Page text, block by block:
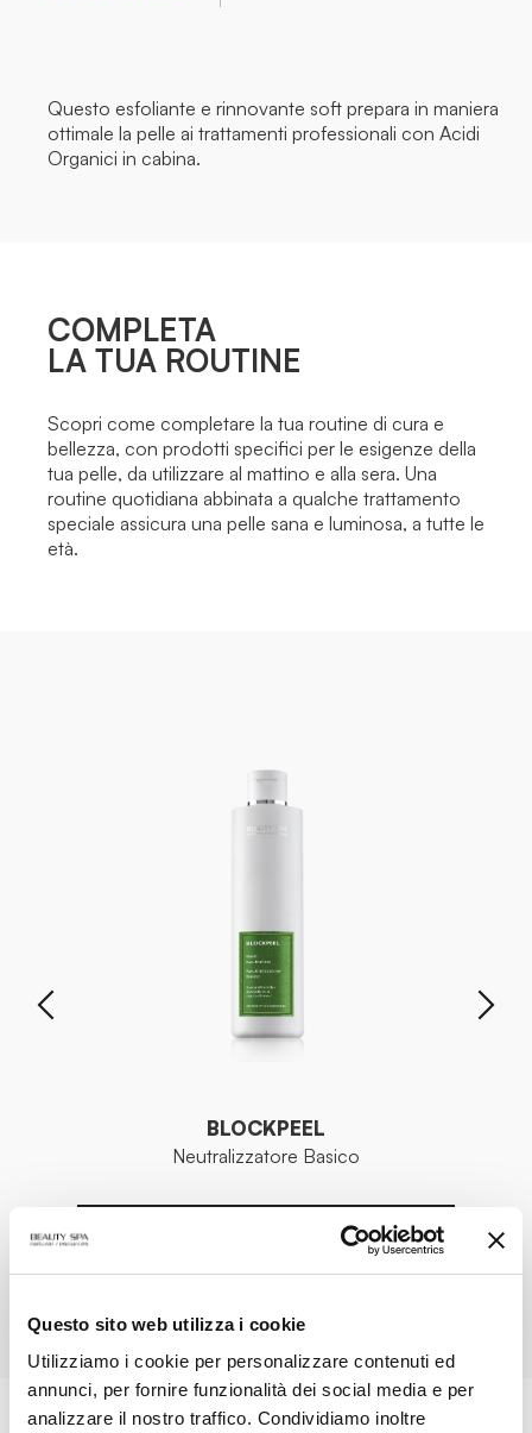
Questo sito web utilizza i cookie
Utilizziamo i cookie per personalizzare contenuti ed
annunci, per fornire funzionalità dei social media e per
analizzare il nostro traffico. Condividiamo inoltre
Questo esfoliante e rinnovante soft prepara in maniera
ottimale la pelle ai trattamenti professionali con Acidi
Organici in cabina.
COMPLETA
LA TUA ROUTINE
Scopri come completare la tua routine di cura e
bellezza, con prodotti specifici per le esigenze della
tua pelle, da utilizzare al mattino e alla sera. Una
routine quotidiana abbinata a qualche trattamento
speciale assicura una pelle sana e luminosa, a tutte le
età.
BLOCKPEEL
Neutralizzatore Basico